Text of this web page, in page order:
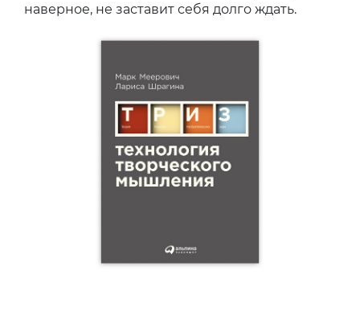
наверное, не заставит себя долго ждать.